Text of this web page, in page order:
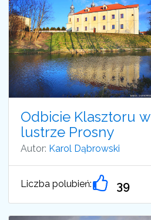
Odbicie Klasztoru w
lustrze Prosny
Autor: Karol Dąbrowski
Liczba polubień: 39